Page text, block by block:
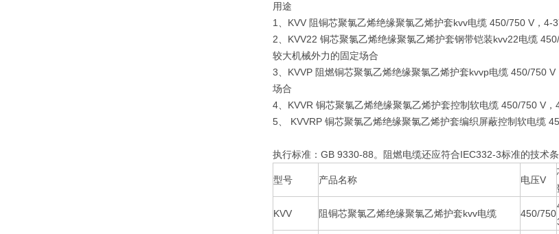
用途
1、KVV 阻铜芯聚氯乙烯绝缘聚氯乙烯护套kvv电缆 450/750 V
2、KVV22 铜芯聚氯乙烯绝缘聚氯乙烯护套钢带铠装kvv22电缆
较大机械外力的固定场合
3、KVVP 阻燃铜芯聚氯乙烯绝缘聚氯乙烯护套kvvp电缆 450/750
场合
4、KVVR 铜芯聚氯乙烯绝缘聚氯乙烯护套控制软电缆 450/750
5、 KVVRP 铜芯聚氯乙烯绝缘聚氯乙烯护套编织屏蔽控制软电缆
执行标准：GB 9330-88。阻燃电缆还应符合IEC332-3标准的技术条
型号 产品名称 电压V
KVV 阻铜芯聚氯乙烯绝缘聚氯乙烯护套kvv电缆 450/750